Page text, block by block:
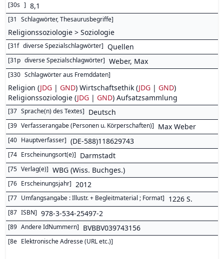
[30s ] 8,1
[31 Schlagwörter, Thesaurusbegriffe]
Religionssoziologie > Soziologie
[31f diverse Spezialschlagwörter] Quellen
[31p diverse Spezialschlagwörter] Weber, Max
[330 Schlagwörter aus Fremddaten]
Religion (JDG | GND) Wirtschaftsethik (JDG | GND)
Religionssoziologie (JDG | GND) Aufsatzsammlung
[37 Sprache(n) des Textes] Deutsch
[39 Verfasserangabe (Personen u. Körperschaften)] Max Weber
[40 Hauptverfasser] (DE-588)118629743
[74 Erscheinungsort(e)] Darmstadt
[75 Verlag(e)] WBG (Wiss. Buchges.)
[76 Erscheinungsjahr] 2012
[77 Umfangsangabe : Illustr. + Begleitmaterial ; Format] 1226 S.
[87 ISBN] 978-3-534-25497-2
[89 Andere IdNummern] BVBBV039743156
[8e Elektronische Adresse (URL etc.)]